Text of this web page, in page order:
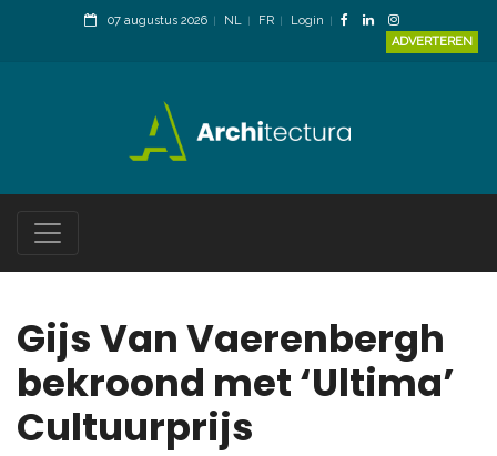
07 augustus 2026 NL FR
Login
ADVERTEREN
Gijs Van Vaerenbergh
bekroond met ‘Ultima’
Cultuurprijs